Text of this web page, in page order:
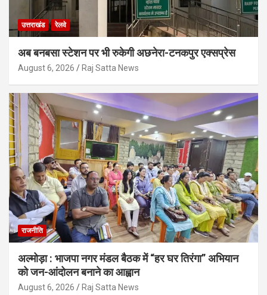
उत्तराखंड रेलवे
अब बनबसा स्टेशन पर भी रुकेगी अछनेरा-टनकपुर एक्सप्रेस
August 6, 2026 Raj Satta News
राजनीति
अल्मोड़ा : भाजपा नगर मंडल बैठक में “हर घर तिरंगा” अभियान
को जन-आंदोलन बनाने का आह्वान
August 6, 2026 Raj Satta News